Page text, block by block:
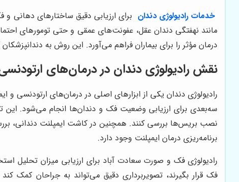
خدمات رادیولوژی دندان برای ارزیابی دقیق ساختارهای دهانی و
مانند نهفتگی دندان عقل، عفونت‌های عمقی و حتی تومورهای
درمان مؤثر را برای بیماران فراهم می‌آورد. این روش به
نقش رادیولوژی دندان در درمان‌های
رادیولوژی دندان یکی از ابزارهای اصلی در درمان‌های ارتودنسی و
سه‌بعدی برای ارزیابی وضعیت فک و دندان‌ها انجام می‌شود. این
نصب بریس‌ها بررسی کنند. همچنین در کاشت ایمپلنت دندانی،
برنامه‌ریزی درمان ایمپلنت وجود دارد.
رادیولوژی فک و صورت سعادت آباد برای ارزیابی میزان تحلیل
فک قرار بگیرند، تصویربرداری دقیق می‌تواند به جراحان کمک